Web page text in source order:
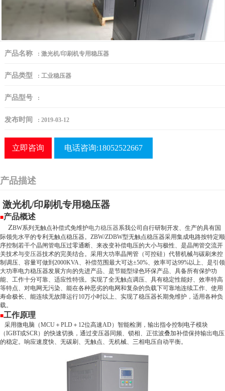
产品名称 : 激光机/印刷机专用稳压器
产品类型 : 工业稳压器
产品型号 :
发布时间 : 2019-03-12
立即咨询 电话咨询:18052522667
产品描述
激光机/印刷机专用稳压器
■产品概述
ZBW系列无触点补偿式免维护电力稳压器系我公司自行研制开发、生产的具有国
际领先水平的专利无触点稳压器。 ZBW/ZDBW型无触点稳压器采用集成电路按特定顺
序控制若干个晶闸管电压过零通断、来改变补偿电压的大小与极性、是晶闸管交流开
关技术与变压器技术的完美结合。采用大功率晶闸管（可控硅）代替机械与碳刷来控
制调压、容量可做到 2000KVA、补偿范围最大可达±50%、效率可达99%以上、是引领
大功率电力稳压器发展方向的先进产品、是节能型绿色环保产品、具备所有保护功
能、工作十分可靠、适应性特强。实现了全无触点调压、具有稳定性能好、效率特高
等特点、对电网无污染、能在各种恶劣的电网和复杂的负载下可靠地连续工作、使用
寿命极长、能连续无故障运行10万小时以上、实现了稳压器长期免维护，适用各种负
载。
■工作原理
采用微电脑（MCU＋PLD＋12位高速AD）智能检测，输出指令控制电子模块
（IGBT或SCR）的快速切换，通过变压器同频、锁相、正弦波叠加补偿保持输出电压
的稳定。响应速度快、无碳刷、无触点、无机械、三相电压自动平衡。